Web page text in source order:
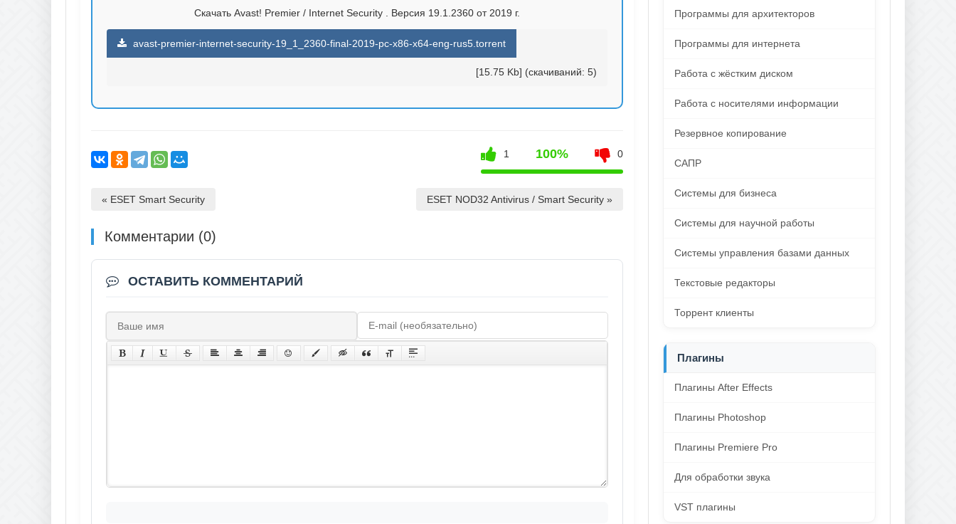
Скачать Avast! Premier / Internet Security . Версия 19.1.2360 от 2019 г.
avast-premier-internet-security-19_1_2360-final-2019-pc-x86-x64-eng-rus5.torrent
[15.75 Kb] (cкачиваний: 5)
1 100% 0
« ESET Smart Security ESET NOD32 Antivirus / Smart Security »
Комментарии (0)
ОСТАВИТЬ КОММЕНТАРИЙ
Программы для архитекторов
Программы для интернета
Работа с жёстким диском
Работа с носителями информации
Резервное копирование
САПР
Системы для бизнеса
Системы для научной работы
Системы управления базами данных
Текстовые редакторы
Торрент клиенты
Плагины
Плагины After Effects
Плагины Photoshop
Плагины Premiere Pro
Для обработки звука
VST плагины